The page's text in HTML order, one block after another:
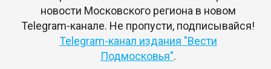
новости Московского региона в новом
Telegram-канале. Не пропусти, подписывайся!
Telegram-канал издания "Вести
Подмосковья".